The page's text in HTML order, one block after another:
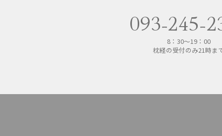
093-245-
8：30～19：00
枕経の受付のみ21時ま